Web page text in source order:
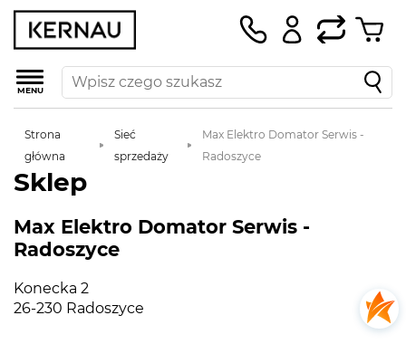
MENU
Strona
główna
Sieć
sprzedaży
Max Elektro Domator Serwis -
Radoszyce
Sklep
Max Elektro Domator Serwis -
Radoszyce
Konecka 2
26-230 Radoszyce
contributors